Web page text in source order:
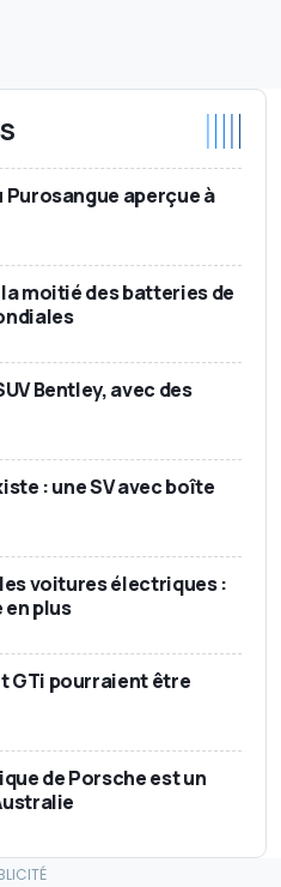
Purosangue aperçue à
la moitié des batteries de
Bentley, avec des
: une SV avec boîte
voitures électriques :
en plus
GTi pourraient être
de Porsche est un